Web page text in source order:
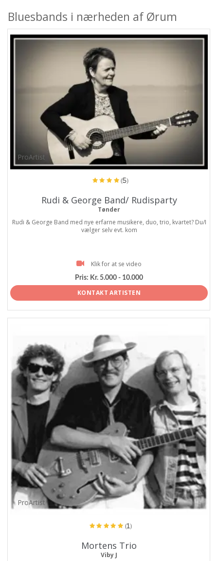
Bluesbands i nærheden af Ørum
ProArtist
(5)
Rudi & George Band/ Rudisparty
Tønder
Rudi & George Band med nye erfarne musikere, duo, trio, kvartet? Du/I
vælger selv evt. kom
Klik for at se video
Pris: Kr. 5.000 - 10.000
KONTAKT ARTISTEN
ProArtist
(1)
Mortens Trio
Viby J